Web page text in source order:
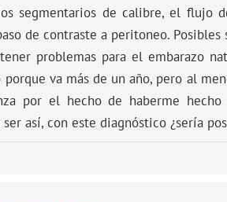
segmentarios de calibre, el flujo
de contraste a peritoneo.
problemas para el embarazo
va más de un año, pero al
por el hecho de haberme
así, con este diagnóstico ¿sería